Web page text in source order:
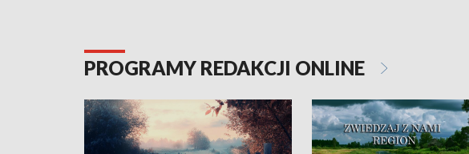
PROGRAMY REDAKCJI ONLINE